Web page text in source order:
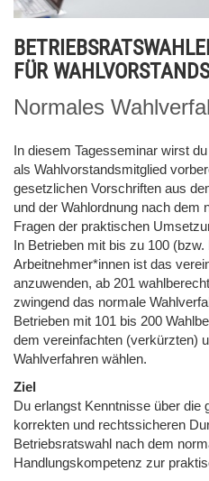
FÜR
Normales
In diesem Tagesseminar wirst
als Wahlvorstandsmitglied
gesetzlichen Vorschriften aus
und der Wahlordnung nach dem
Fragen der praktischen
In Betrieben mit bis zu 100
Arbeitnehmer*innen ist das
anzuwenden, ab 201
zwingend das normale
Betrieben mit 101 bis 200
dem vereinfachten (verkürzten)
Wahlverfahren wählen.
Ziel
Du erlangst Kenntnisse über die
korrekten und rechtssicheren
Betriebsratswahl nach dem
Handlungskompetenz zur